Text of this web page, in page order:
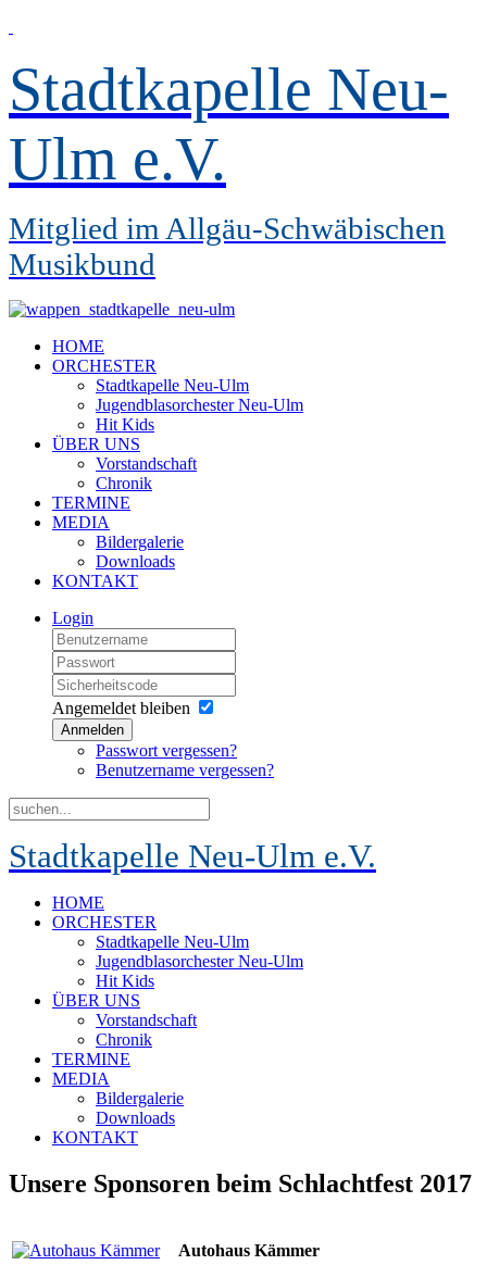
Stadtkapelle Neu-
Ulm e.V.
Mitglied im Allgäu-Schwäbischen
Musikbund
HOME
ORCHESTER
Stadtkapelle Neu-Ulm
Jugendblasorchester Neu-Ulm
Hit Kids
ÜBER UNS
Vorstandschaft
Chronik
TERMINE
MEDIA
Bildergalerie
Downloads
KONTAKT
Login
Angemeldet bleiben
Anmelden
Passwort vergessen?
Benutzername vergessen?
Stadtkapelle Neu-Ulm e.V.
HOME
ORCHESTER
Stadtkapelle Neu-Ulm
Jugendblasorchester Neu-Ulm
Hit Kids
ÜBER UNS
Vorstandschaft
Chronik
TERMINE
MEDIA
Bildergalerie
Downloads
KONTAKT
Unsere Sponsoren beim Schlachtfest 2017
Autohaus Kämmer